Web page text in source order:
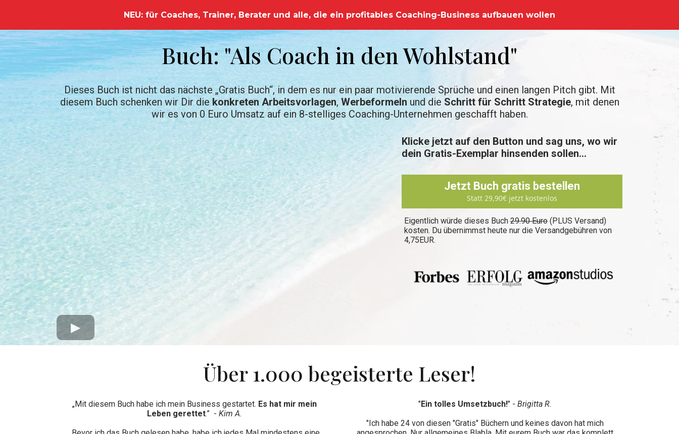
NEU: für Coaches, Trainer, Berater und alle, die ein profitables Coaching-Business aufbauen wollen
Buch: "Als Coach in den Wohlstand"
Dieses Buch ist nicht das nächste „Gratis Buch“, in dem es nur ein paar motivierende Sprüche und einen langen Pitch gibt. Mit
diesem Buch schenken wir Dir diekonkreten Arbeitsvorlagen, Werbeformeln und die Schritt für Schritt Strategie, mit denen
wir es von 0 Euro Umsatz auf ein 8-stelliges Coaching-Unternehmen geschafft haben.
Klicke jetzt auf den Button und sag uns, wo wir
dein Gratis-Exemplar hinsenden sollen...
Jetzt Buch gratis bestellen
Statt 29,90€ jetzt kostenlos
Eigentlich würde dieses Buch29.90 Euro(PLUS Versand)
kosten. Du übernimmst heute nur die Versandgebühren von
4,75EUR.
Über 1.000 begeisterte Leser!
„Mit diesem Buch habe ich mein Business gestartet. Es hat mir mein
Leben gerettet.” - Kim A.
"Ein tolles Umsetzbuch!" - Brigitta R.
"Ich habe 24 von diesen "Gratis" Büchern und keines davon hat mich